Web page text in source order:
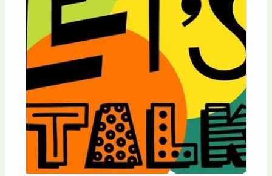
resilienter und unabhängiger zu machen.
Wir machen das bei uns im ganz kleinen
Rahmen im Unternehmen in Cuxhaven auch
- es funktioniert wunderbar, liebes
Bundesministerium für Wirtschaft und
Energie. Und es könnte mit den richtigen
Rahmenbedingungen noch besser gehen.
Bezahlbarer Strom ist möglich: alle
Beteiligte müssen es nur wollen!
Ich habe mir den Spaß erlaubt und
gemeinsam mit KI (ChatGPT und Claude)